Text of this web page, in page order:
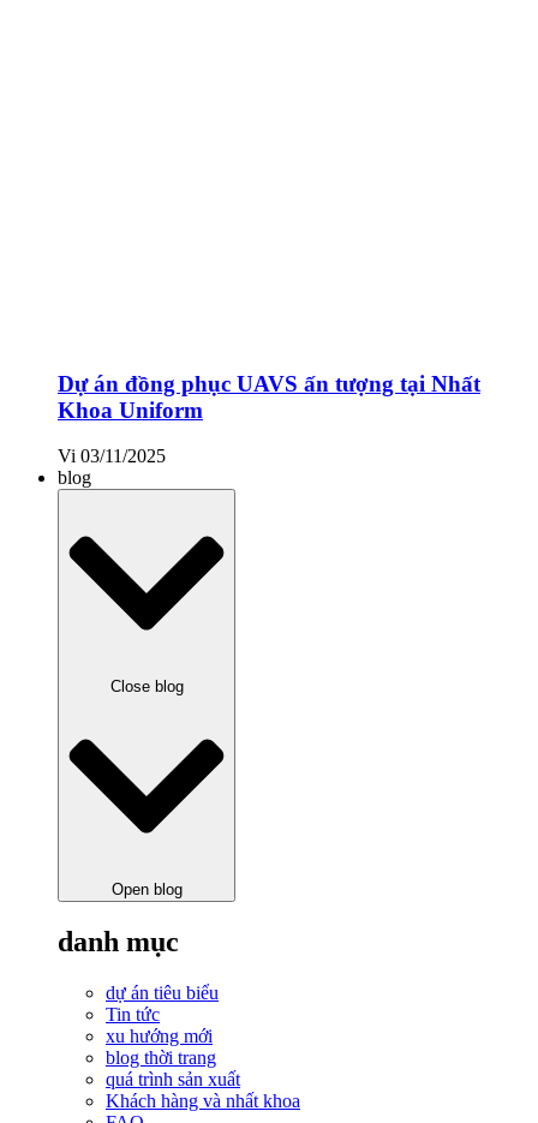
Dự án đồng phục UAVS ấn tượng tại Nhất
Khoa Uniform
Vi 03/11/2025
blog
Close blog
Open blog
danh mục
dự án tiêu biểu
Tin tức
xu hướng mới
blog thời trang
quá trình sản xuất
Khách hàng và nhất khoa